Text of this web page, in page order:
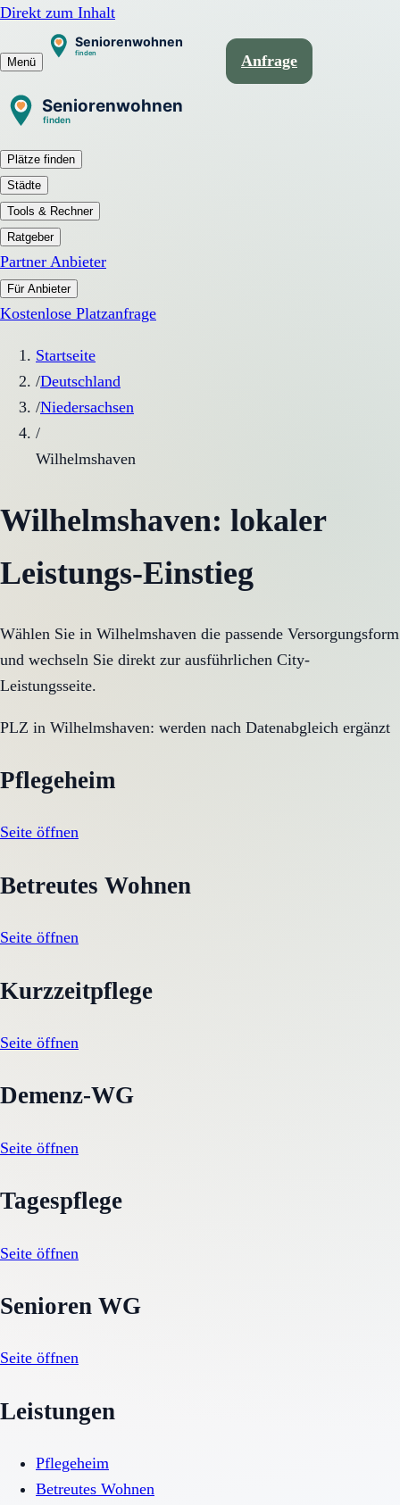
Direkt zum Inhalt
Menü Anfrage
Plätze finden
Städte
Tools & Rechner
Ratgeber
Partner Anbieter
Für Anbieter
Kostenlose Platzanfrage
Startseite
/Deutschland
/Niedersachsen
/
Wilhelmshaven
Wilhelmshaven: lokaler
Leistungs-Einstieg
Wählen Sie in Wilhelmshaven die passende Versorgungsform
und wechseln Sie direkt zur ausführlichen City-
Leistungsseite.
PLZ in Wilhelmshaven: werden nach Datenabgleich ergänzt
Pflegeheim
Seite öffnen
Betreutes Wohnen
Seite öffnen
Kurzzeitpflege
Seite öffnen
Demenz-WG
Seite öffnen
Tagespflege
Seite öffnen
Senioren WG
Seite öffnen
Leistungen
Pflegeheim
Betreutes Wohnen